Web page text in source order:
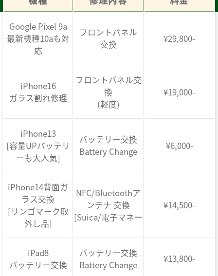
Google Pixel 9a
最新機種10aも対
応
フロントパネル
交換
¥29,800-
iPhone16
ガラス割れ修理
フロントパネル交
換
(軽度)
¥19,000-
iPhone13
[容量UPバッテリ
ーも大人気]
バッテリー交換
Battery Change
¥6,000-
iPhone14背面ガ
ラス交換
[リンゴマーク取
外し品]
NFC/Bluetoothア
ンテナ 交換
[Suica/電子マネー
¥14,500-
iPad8
バッテリー交換
バッテリー交換
Battery Change
¥13,800-